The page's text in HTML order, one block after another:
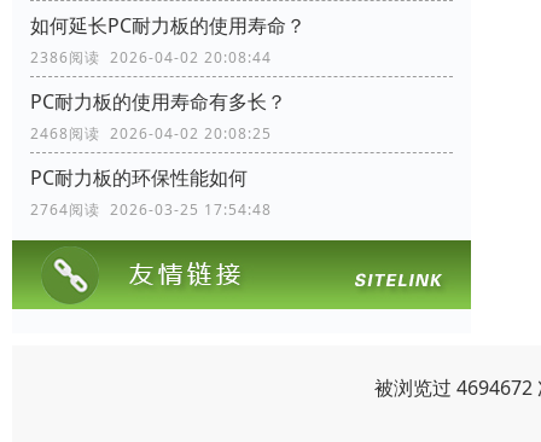
如何延长PC耐力板的使用寿命？
2386阅读 2026-04-02 20:08:44
PC耐力板的使用寿命有多长？
2468阅读 2026-04-02 20:08:25
PC耐力板的环保性能如何
2764阅读 2026-03-25 17:54:48
被浏览过